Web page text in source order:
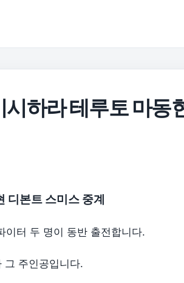
하라 테루토 마동
디본트 스미스 중계
터 두 명이 동반 출전합니다.
그 주인공입니다.